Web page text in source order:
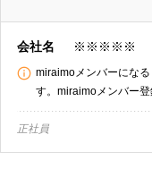
会社名 ※※※※※
miraimoメンバーにな
す。miraimoメンバー登
正社員